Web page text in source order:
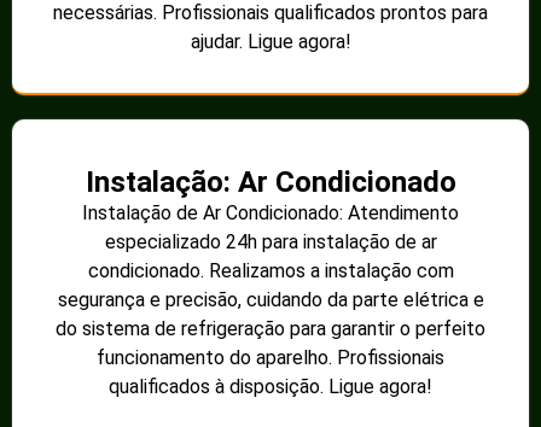
necessárias. Profissionais qualificados prontos para
ajudar. Ligue agora!
Instalação: Ar Condicionado
Instalação de Ar Condicionado: Atendimento
especializado 24h para instalação de ar
condicionado. Realizamos a instalação com
segurança e precisão, cuidando da parte elétrica e
do sistema de refrigeração para garantir o perfeito
funcionamento do aparelho. Profissionais
qualificados à disposição. Ligue agora!